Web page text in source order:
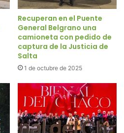
Recuperan en el Puente
General Belgrano una
camioneta con pedido de
captura de la Justicia de
Salta
1 de octubre de 2025